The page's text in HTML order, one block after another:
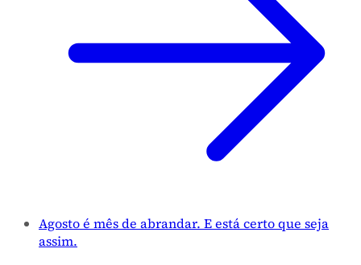
Agosto é mês de abrandar. E está certo que seja
assim.